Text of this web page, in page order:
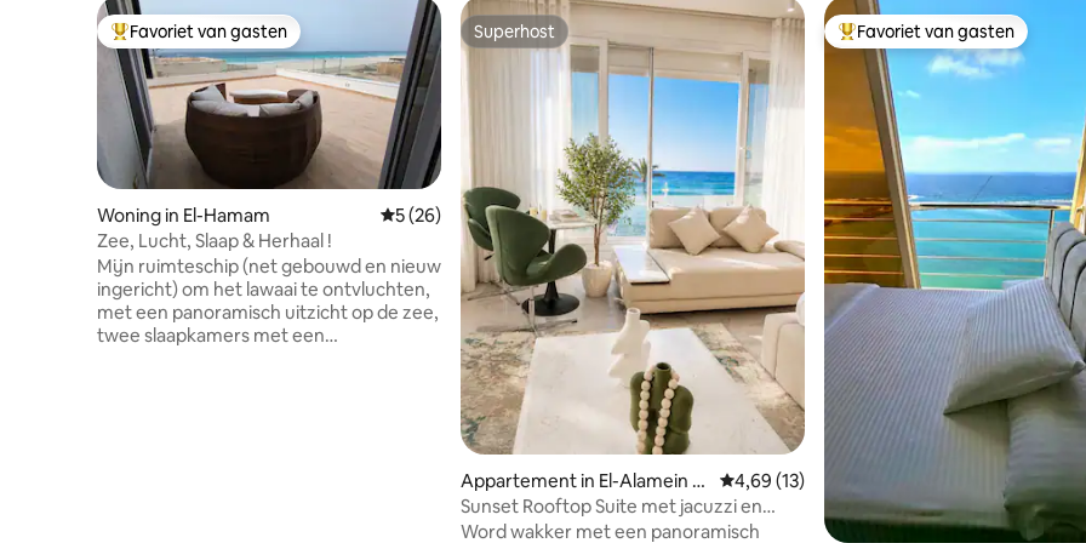
Topfavoriet van gasten
Favoriet van gasten
Woning in El-Hamam Gemiddelde beoordeling van 5 uit 5, 26 recensies
5 (26)
Zee, Lucht, Slaap & Herhaal !
Mijn ruimteschip (net gebouwd en nieuw
ingericht) om het lawaai te ontvluchten,
met een panoramisch uitzicht op de zee,
twee slaapkamers met een
Superhost
Superhost
Appartement in El-Alamein Vi
lla 619
Gemiddelde beoordeling van 4,69 uit 5, 13
4,69 (13)
Sunset Rooftop Suite met jacuzzi en
panoramisch uitzicht
Word wakker met een panoramisch
Topfavoriet van gasten
Favoriet van gasten